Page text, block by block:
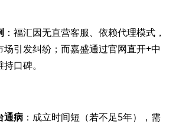
：福汇因无直营客服、依赖代理模式，
场引发纠纷；而嘉盛通过官网直开+中
口碑。
通病 ：成立时间短（若不足5年），需